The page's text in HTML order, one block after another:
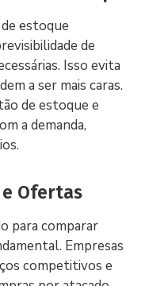
estoque
de
Isso evita
a ser mais caras.
de estoque e
a demanda,
e Ofertas
para comparar
Empresas
competitivos e